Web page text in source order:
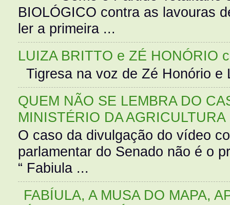
BIOLÓGICO contra as lavouras
ler a primeira ...
LUIZA BRITTO e ZÉ HONÓRIO
Tigresa na voz de Zé Honório
QUEM NÃO SE LEMBRA DO
MINISTÉRIO DA AGRICULTURA
O caso da divulgação do vídeo
parlamentar do Senado não é o
“ Fabiula ...
FABÍULA, A MUSA DO MAPA,